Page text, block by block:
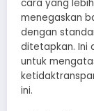
cara yang
menegaskan
dengan
ditetapkan. Ini
untuk
ini.